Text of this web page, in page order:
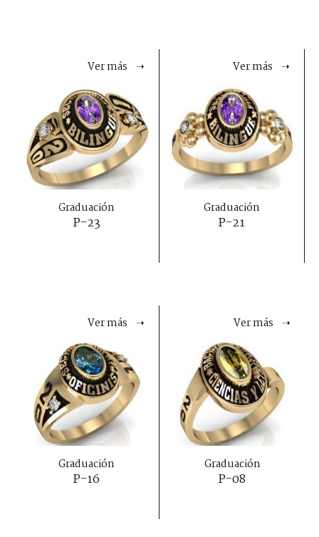
Ver más ➝
Graduación
P-23
Ver más ➝
Graduación
P-21
Ver más ➝
Graduación
P-16
Ver más ➝
Graduación
P-08